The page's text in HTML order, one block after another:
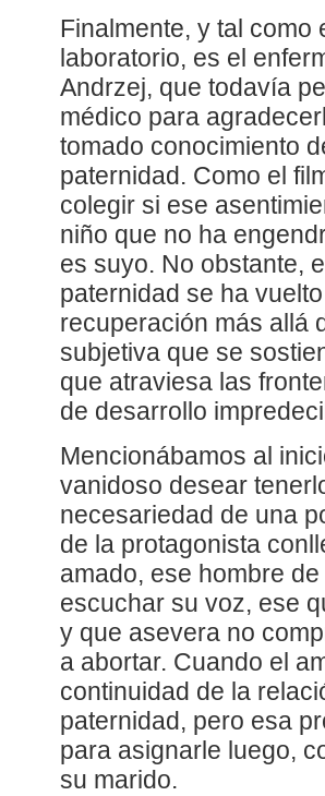
Finalmente, y tal
laboratorio, es el
Andrzej, que todavía
médico para
tomado conocimiento
paternidad. Como el
colegir si ese
niño que no ha
es suyo. No obstante,
paternidad se ha
recuperación más allá
subjetiva que se
que atraviesa las
de desarrollo
Mencionábamos al
vanidoso desear
necesariedad de una
de la protagonista
amado, ese hombre
escuchar su voz, ese
y que asevera no
a abortar. Cuando el
continuidad de la
paternidad, pero esa
para asignarle luego,
su marido.